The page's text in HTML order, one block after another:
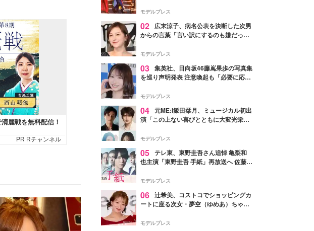
進んで夢を掴みたい」【ゲネプロレポ】
モデルプレス
02
広末涼子、病名公表を決断した次男
からの言葉「言い訳にするのも嫌だっ
モデルプレス
03 集英社、日向坂46藤嶌果歩の写真集
を巡り声明発表 注意喚起も「必要に応じ
モデルプレス
04 元ME:I飯田栞月、ミュージカル初出
演「この上ない喜びとともに大変光栄」
ャスト発表
モデルプレス
05 テレ東、東野圭吾さん追悼 亀梨和
也主演「東野圭吾 手紙」再放送へ 佐藤隆
モデルプレス
06 辻希美、コストコでショッピングカ
ートに座る次女・夢空（ゆめあ）ちゃん
ぎ」「成長を感じる」の声
モデルプレス